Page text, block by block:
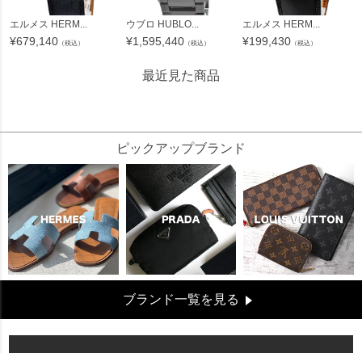
エルメス HERM...
¥679,140 （税込）
ウブロ HUBLO...
¥1,595,440 （税込）
エルメス HERM...
¥199,430 （税込）
最近見た商品
ピックアップブランド
ブランド一覧を見る